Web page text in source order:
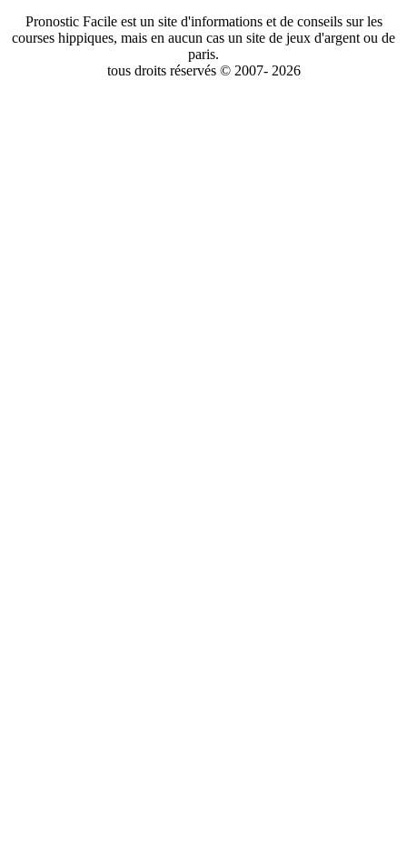
Pronostic Facile est un site d'informations et de conseils sur les
courses hippiques, mais en aucun cas un site de jeux d'argent ou de
paris.
tous droits réservés © 2007- 2026